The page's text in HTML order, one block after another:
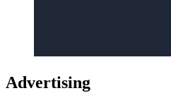
Advertising